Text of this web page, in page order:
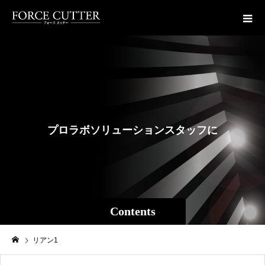
Contents
ロラ ボ ソリ ュ ョ ス タ ッ フに よ
る
フ
リアン1